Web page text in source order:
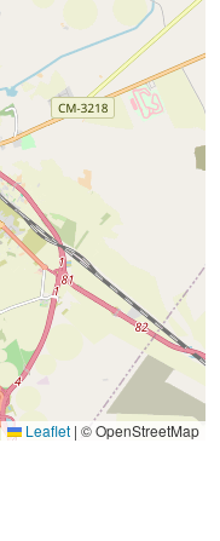
Leaflet | © OpenStreetMap